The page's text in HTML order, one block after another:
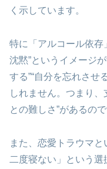
く示しています。
特に「アルコール依存
沈黙”というイメージ
する”“自分を忘れさせ
しれません。つまり、
との難しさ”があるので
また、恋愛トラウマ
二度寝ない」という選